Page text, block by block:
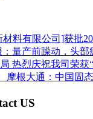
料有限公司]获批
：量产前躁动，头
热烈庆祝我司荣获
摩根大通：中国固
US